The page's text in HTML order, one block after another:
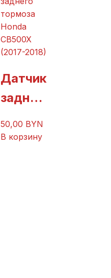
тормоза
Honda
CB500X
(2017-2018)
Датчик
заднег
тормоз
50,00 BYN
В корзину